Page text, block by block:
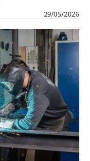
29/05/2026